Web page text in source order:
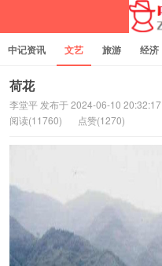
中记资讯 文艺 旅游 经济
企业管理
荷花
李堂平 发布于 2024-06-10 20:32:17
阅读(11760)
点赞(1270)